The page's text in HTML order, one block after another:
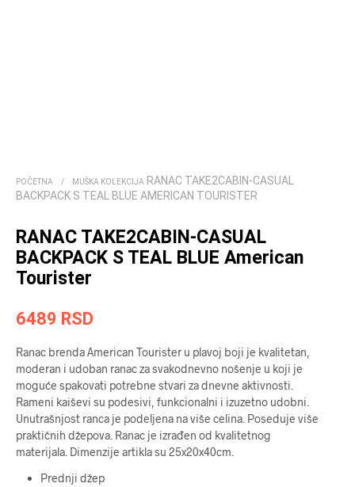
POČETNA / MUŠKA KOLEKCIJA RANAC TAKE2CABIN-CASUAL
BACKPACK S TEAL BLUE AMERICAN TOURISTER
RANAC TAKE2CABIN-CASUAL
BACKPACK S TEAL BLUE American
Tourister
6489 RSD
Ranac brenda American Tourister u plavoj boji je kvalitetan,
moderan i udoban ranac za svakodnevno nošenje u koji je
moguće spakovati potrebne stvari za dnevne aktivnosti.
Rameni kaiševi su podesivi, funkcionalni i izuzetno udobni.
Unutrašnjost ranca je podeljena na više celina. Poseduje više
praktičnih džepova. Ranac je izrađen od kvalitetnog
materijala. Dimenzije artikla su 25x20x40cm.
Prednji džep